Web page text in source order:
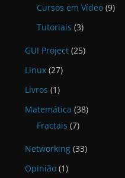
Cursos em Vídeo (9)
Tutoriais (3)
GUI Project (25)
Linux (27)
Livros (1)
Matemática (38)
Fractais (7)
Networking (33)
Opinião (1)